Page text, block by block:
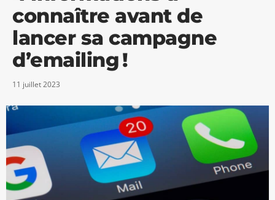
connaître avant de
lancer sa campagne
d’emailing !
11 juillet 2023